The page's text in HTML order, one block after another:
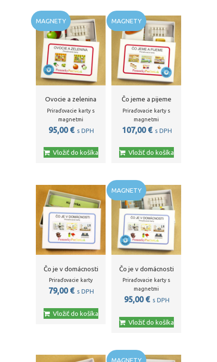
MAGNETY
Ovocie a zelenina
Priraďovacie karty s
magnetmi
95,00 € s DPH
Vložiť do košíka
MAGNETY
Čo jeme a pijeme
Priraďovacie karty s
magnetmi
107,00 € s DPH
Vložiť do košíka
Čo je v domácnosti
Priraďovacie karty
79,00 € s DPH
Vložiť do košíka
MAGNETY
Čo je v domácnosti
Priraďovacie karty s
magnetmi
95,00 € s DPH
Vložiť do košíka
MAGNETY